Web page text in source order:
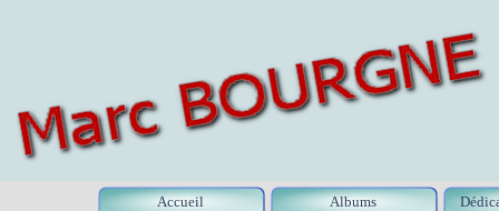
Accueil Albums